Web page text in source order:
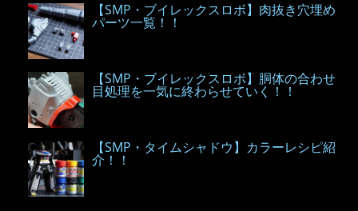
【SMP・ブイレックスロボ】肉抜き穴埋め
パーツ一覧！！
【SMP・ブイレックスロボ】胴体の合わせ
目処理を一気に終わらせていく！！
【SMP・タイムシャドウ】カラーレシピ紹
介！！